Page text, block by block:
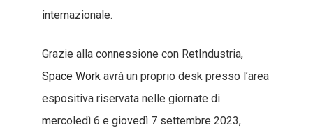
internazionale.
Grazie alla connessione con RetIndustria,
Space Work avrà un proprio desk presso l’area
espositiva riservata nelle giornate di
mercoledì 6 e giovedì 7 settembre 2023,